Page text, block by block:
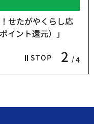
STOP 2 4
せたがやくらし応
イント還元）」